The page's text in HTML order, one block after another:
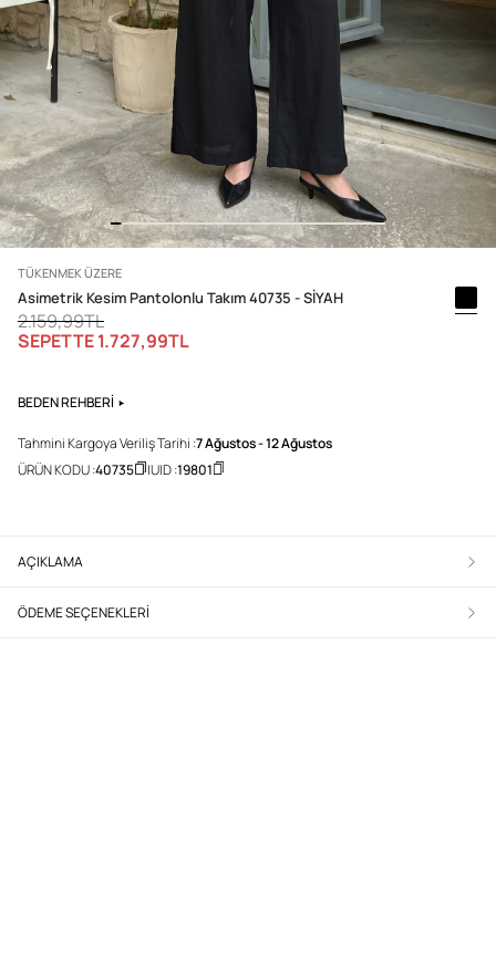
TÜKENMEK ÜZERE
Asimetrik Kesim Pantolonlu Takım 40735 - SİYAH
2.159,99TL
SEPETTE1.727,99TL
BEDEN REHBERİ
Tahmini Kargoya Veriliş Tarihi :7 Ağustos - 12 Ağustos
ÜRÜN KODU :40735 UID :19801
AÇIKLAMA
ÖDEME SEÇENEKLERI